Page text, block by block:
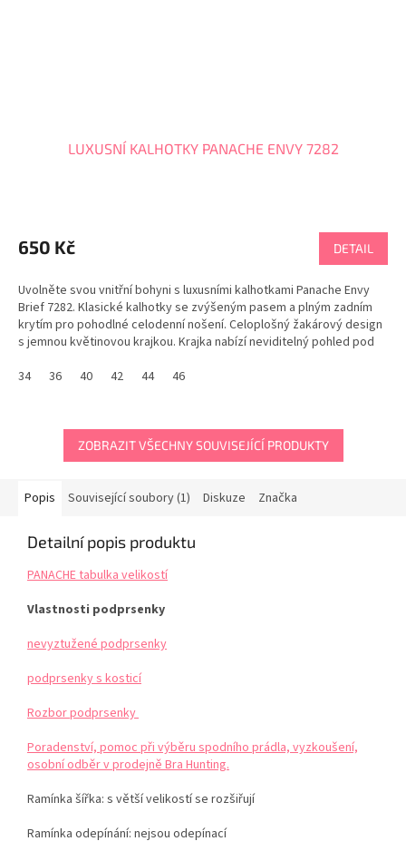
LUXUSNÍ KALHOTKY PANACHE ENVY 7282
650 Kč DETAIL
Uvolněte svou vnitřní bohyni s luxusními kalhotkami Panache Envy
Brief 7282. Klasické kalhotky se zvýšeným pasem a plným zadním
krytím pro pohodlné celodenní nošení. Celoplošný žakárový design
s jemnou květinovou krajkou. Krajka nabízí neviditelný pohled pod
34
36 40 42 44 46
ZOBRAZIT VŠECHNY SOUVISEJÍCÍ PRODUKTY
Popis Související soubory (1) Diskuze Značka
Detailní popis produktu
PANACHE tabulka velikostí
Vlastnosti podprsenky
nevyztužené podprsenky
podprsenky s kosticí
Rozbor podprsenky
Poradenství, pomoc při výběru spodního prádla, vyzkoušení,
osobní odběr v prodejně Bra Hunting.
Ramínka šířka: s větší velikostí se rozšiřují
Ramínka odepínání: nejsou odepínací